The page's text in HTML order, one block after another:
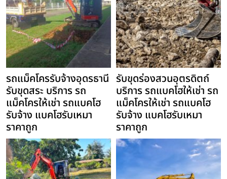
รถแม็คโครรับจ้างอุดรธานี
รับขุดสระ บริการ รถ
แม็คโครให้เช่า รถแบคโฮ
รับจ้าง แบคโฮรับเหมา
ราคาถูก
รับขุดร่องสวนอุตรดิตถ์
บริการ รถแบคโฮให้เช่า รถ
แม็คโครให้เช่า รถแบคโฮ
รับจ้าง แบคโฮรับเหมา
ราคาถูก